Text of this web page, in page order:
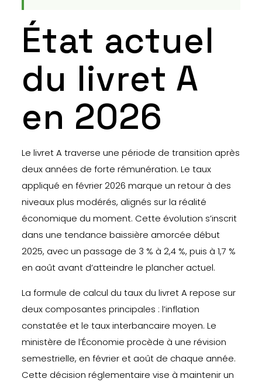
État actuel
du livret A
en 2026
Le livret A traverse une période de transition après
deux années de forte rémunération. Le taux
appliqué en février 2026 marque un retour à des
niveaux plus modérés, alignés sur la réalité
économique du moment. Cette évolution s’inscrit
dans une tendance baissière amorcée début
2025, avec un passage de 3 % à 2,4 %, puis à 1,7 %
en août avant d’atteindre le plancher actuel.
La formule de calcul du taux du livret A repose sur
deux composantes principales : l’inflation
constatée et le taux interbancaire moyen. Le
ministère de l’Économie procède à une révision
semestrielle, en février et août de chaque année.
Cette décision réglementaire vise à maintenir un